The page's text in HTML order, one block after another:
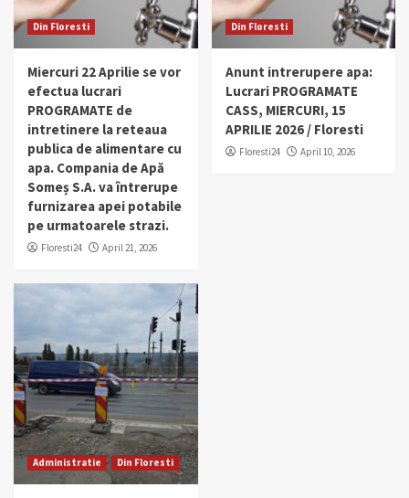
Din Floresti
Miercuri 22 Aprilie se vor
efectua lucrari
PROGRAMATE de
intretinere la reteaua
publica de alimentare cu
apa. Compania de Apă
Someș S.A. va întrerupe
furnizarea apei potabile
pe urmatoarele strazi.
Floresti24 April 21, 2026
Din Floresti
Anunt intrerupere apa:
Lucrari PROGRAMATE
CASS, MIERCURI, 15
APRILIE 2026 / Floresti
Floresti24 April 10, 2026
Administratie Din Floresti